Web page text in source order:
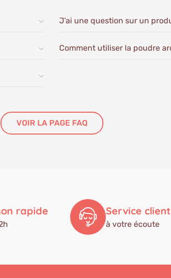
J’ai une question sur un
Comment utiliser la poudre
VOIR LA PAGE FAQ
rapide Service client
à votre écoute